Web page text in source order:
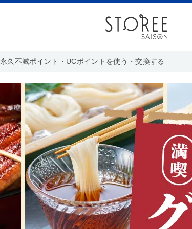
永久不滅ポイント・UCポイントを使う・交換する